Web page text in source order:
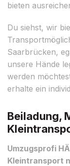
bieten
Du siehst, wir
Saarbrücken,
unsere Hände
werden
erhalte ein
Beiladung,
Umzugsprofi
Kleintransport